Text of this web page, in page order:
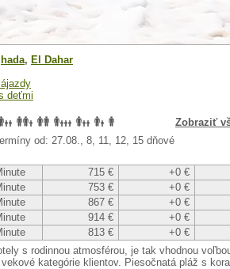
, El Dahar
deťmi
Zobraziť
od: 27.08., 8, 11, 12, 15 dňové
715 € +0 €
753 € +0 €
867 € +0 €
914 € +0 €
813 € +0 €
s rodinnou atmosférou, je tak vhodnou
kategórie klientov. Piesočnatá pláž s